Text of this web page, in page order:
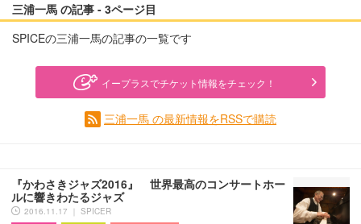
三浦一馬 の記事 - 3ページ目
SPICEの三浦一馬の記事の一覧です
イープラスでチケット情報をチェック！
三浦一馬 の最新情報をRSSで購読
『かわさきジャズ2016』 世界最高のコンサートホー
ルに響きわたるジャズ
2016.11.17 ｜ SPICER